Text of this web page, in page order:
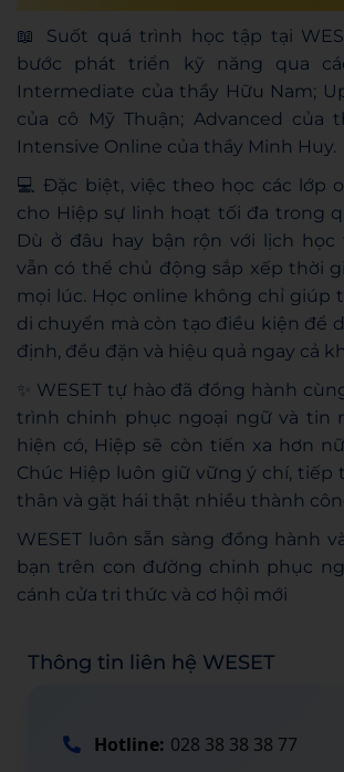
📖 Suốt quá trình học tập tại
bước phát triển kỹ năng qua
Intermediate của thầy Hữu Nam;
của cô Mỹ Thuận; Advanced của
Intensive Online của thầy Minh Huy.
💻 Đặc biệt, việc theo học các lớp
cho Hiệp sự linh hoạt tối đa trong
Dù ở đâu hay bận rộn với lịch
vẫn có thể chủ động sắp xếp thời
mọi lúc. Học online không chỉ giúp
di chuyển mà còn tạo điều kiện để
định, đều đặn và hiệu quả ngay cả
✨ WESET tự hào đã đồng hành
trình chinh phục ngoại ngữ và tin
hiện có, Hiệp sẽ còn tiến xa hơn
Chúc Hiệp luôn giữ vững ý chí,
thân và gặt hái thật nhiều thành
WESET luôn sẵn sàng đồng hành
bạn trên con đường chinh phục
cánh cửa tri thức và cơ hội mới
Thông tin liên hệ WESET
Hotline: 028 38 38 38 77